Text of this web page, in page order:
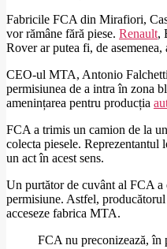
Fabricile FCA din Mirafiori,
vor rămâne fără piese. Renault,
Rover ar putea fi, de
CEO-ul MTA, Antonio
permisiunea de a intra în zona
amenințarea pentru producția
FCA a trimis un camion de la
colecta piesele. Reprezentantul
un act în acest sens.
Un purtător de cuvânt al FCA
permisiune. Astfel,
acceseze fabrica MTA.
FCA nu preconizează, în